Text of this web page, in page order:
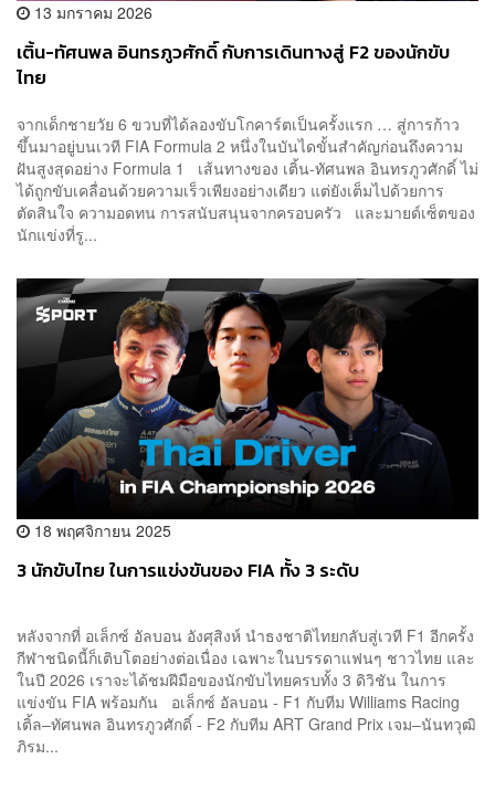
13 มกราคม 2026
เติ้น-ทัศนพล อินทรภูวศักดิ์ กับการเดินทางสู่ F2 ของนักขับ
ไทย
จากเด็กชายวัย 6 ขวบที่ได้ลองขับโกคาร์ตเป็นครั้งแรก … สู่การก้าว
ขึ้นมาอยู่บนเวที FIA Formula 2 หนึ่งในบันไดขั้นสำคัญก่อนถึงความ
ฝันสูงสุดอย่าง Formula 1 เส้นทางของ เติ้น-ทัศนพล อินทรภูวศักดิ์ ไม่
ได้ถูกขับเคลื่อนด้วยความเร็วเพียงอย่างเดียว แต่ยังเต็มไปด้วยการ
ตัดสินใจ ความอดทน การสนับสนุนจากครอบครัว และมายด์เซ็ตของ
นักแข่งที่รู...
18 พฤศจิกายน 2025
3 นักขับไทย ในการแข่งขันของ FIA ทั้ง 3 ระดับ
หลังจากที่ อเล็กซ์ อัลบอน อังศุสิงห์ นำธงชาติไทยกลับสู่เวที F1 อีกครั้ง
กีฬาชนิดนี้ก็เติบโตอย่างต่อเนื่อง เฉพาะในบรรดาแฟนๆ ชาวไทย และ
ในปี 2026 เราจะได้ชมฝีมือของนักขับไทยครบทั้ง 3 ดิวิชัน ในการ
แข่งขัน FIA พร้อมกัน อเล็กซ์ อัลบอน - F1 กับทีม Williams Racing
เติ้ล–ทัศนพล อินทรภูวศักดิ์ - F2 กับทีม ART Grand Prix เจม–นันทวุฒิ
ภิรม...